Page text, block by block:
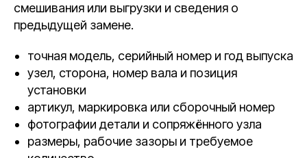
смешивания или выгрузки и сведения о
предыдущей замене.
точная модель, серийный номер и год выпуска
узел, сторона, номер вала и позиция
установки
артикул, маркировка или сборочный номер
фотографии детали и сопряжённого узла
размеры, рабочие зазоры и требуемое